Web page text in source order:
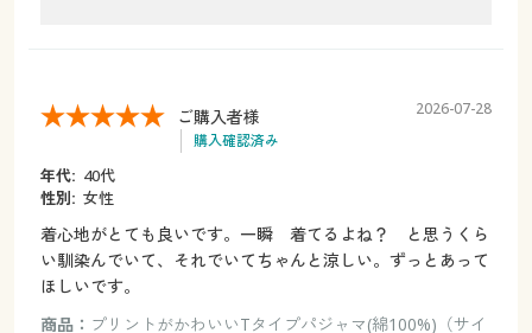
ご購入者様
購入確認済み
2026-07-28
年代: 40代
性別: 女性
着心地がとても良いです。一瞬 着てるよね？ と思うくら
い馴染んでいて、それでいてちゃんと涼しい。ずっとあって
ほしいです。
商品： プリントがかわいいTタイプパジャマ(綿100%)（サイ